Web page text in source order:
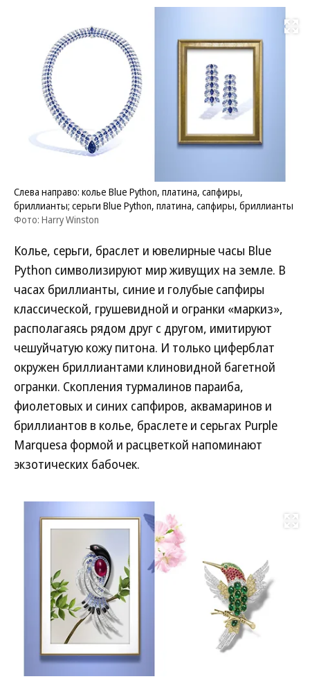
Слева направо: колье Blue Python, платина, сапфиры,
бриллианты; серьги Blue Python, платина, сапфиры, бриллианты
Фото: Harry Winston
Колье, серьги, браслет и ювелирные часы Blue
Python символизируют мир живущих на земле. В
часах бриллианты, синие и голубые сапфиры
классической, грушевидной и огранки «маркиз»,
располагаясь рядом друг с другом, имитируют
чешуйчатую кожу питона. И только циферблат
окружен бриллиантами клиновидной багетной
огранки. Скопления турмалинов параиба,
фиолетовых и синих сапфиров, аквамаринов и
бриллиантов в колье, браслете и серьгах Purple
Marquesa формой и расцветкой напоминают
экзотических бабочек.